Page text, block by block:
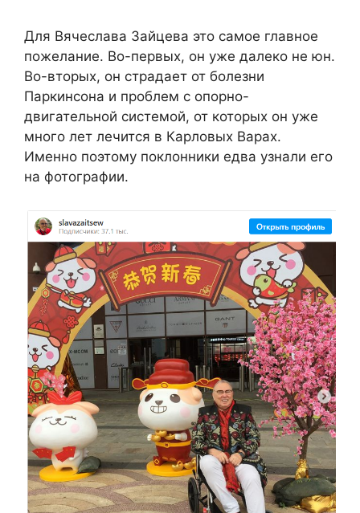
Для Вячеслава Зайцева это самое главное
пожелание. Во-первых, он уже далеко не юн.
Во-вторых, он страдает от болезни
Паркинсона и проблем с опорно-
двигательной системой, от которых он уже
много лет лечится в Карловых Варах.
Именно поэтому поклонники едва узнали его
на фотографии.